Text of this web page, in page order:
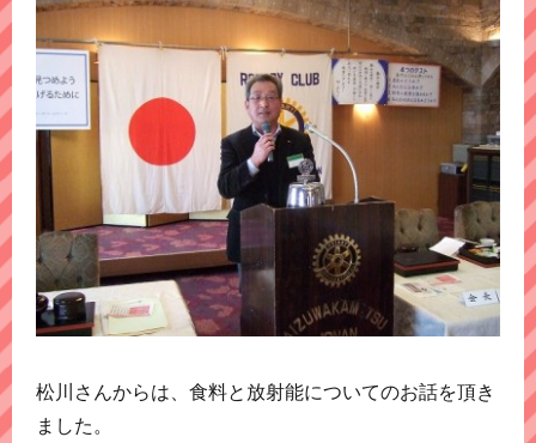
松川さんからは、食料と放射能についてのお話を頂き
ました。